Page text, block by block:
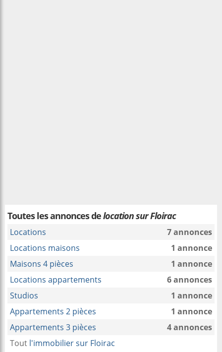
Toutes les annonces delocation sur Floirac
Locations
7 annonces
Locations maisons
1 annonce
Maisons 4 pièces
1 annonce
Locations appartements
6 annonces
Studios
1 annonce
Appartements 2 pièces
1 annonce
Appartements 3 pièces
4 annonces
Tout l'immobilier sur Floirac